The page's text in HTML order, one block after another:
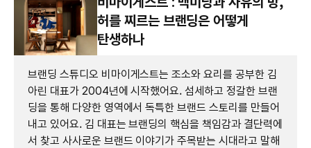
허를 찌르는 브랜딩은 어떻게
탄생하나
브랜딩 스튜디오 비마이게스트는 조소와 요리를 공부한 김
아린 대표가 2004년에 시작했어요. 섬세하고 정갈한 브랜
딩을 통해 다양한 영역에서 독특한 브랜드 스토리를 만들어
내고 있어요. 김 대표는 브랜딩의 핵심을 책임감과 결단력에
서 찾고 사사로운 브랜드 이야기가 주목받는 시대라고 말해